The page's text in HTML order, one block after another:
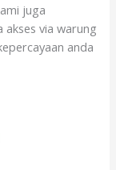
juga
akses via warung
anda